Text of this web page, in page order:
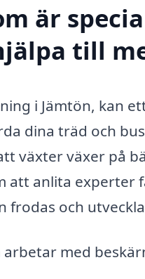
är
till
i Jämtön, kan
dina träd och
växter växer på
att anlita experter
frodas och
med